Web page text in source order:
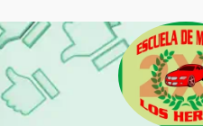
Centros
Cibercafés